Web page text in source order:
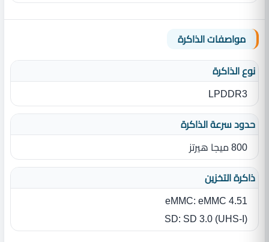
مواصفات الذاكرة
نوع الذاكرة
LPDDR3
حدود سرعة الذاكرة
800 ميجا هيرتز
ذاكرة التخزين
eMMC: eMMC 4.51
SD: SD 3.0 (UHS-I)